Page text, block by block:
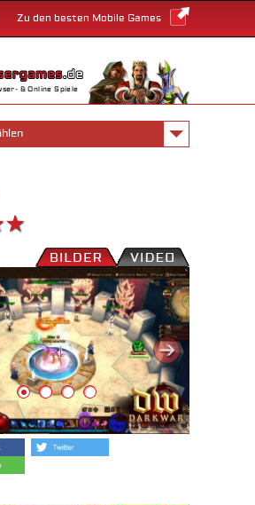
Zu den besten Mobile Games
& Online Spiele